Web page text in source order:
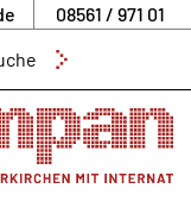
08561 / 971 01
nach: